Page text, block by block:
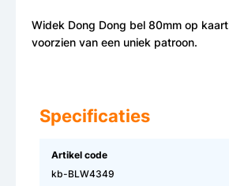
Widek Dong Dong bel 80mm op
voorzien van een uniek patroon.
Specificaties
Artikel code
kb-BLW4349